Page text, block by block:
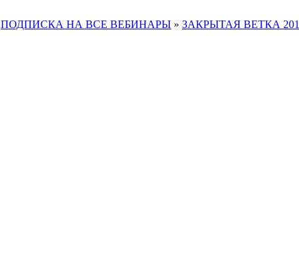
ПОДПИСКА НА ВСЕ ВЕБИНАРЫ » ЗАКРЫТАЯ ВЕТКА